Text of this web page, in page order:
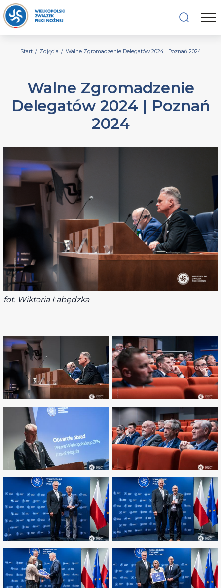
Start / Zdjęcia / Walne Zgromadzenie Delegatów 2024 | Poznań 2024
Walne Zgromadzenie
Delegatów 2024 | Poznań
2024
fot. Wiktoria Łabędzka